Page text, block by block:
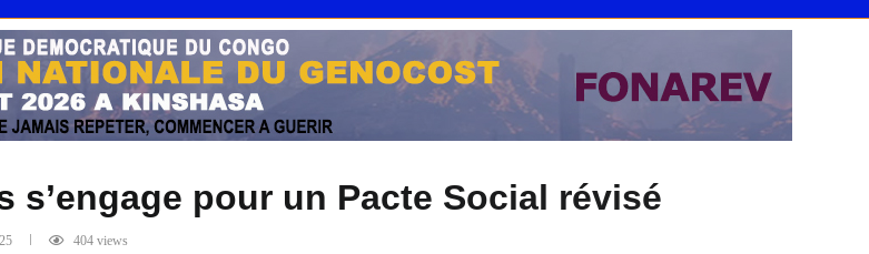
pour un Pacte Social révisé
404 views